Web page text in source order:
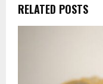
RELATED POSTS